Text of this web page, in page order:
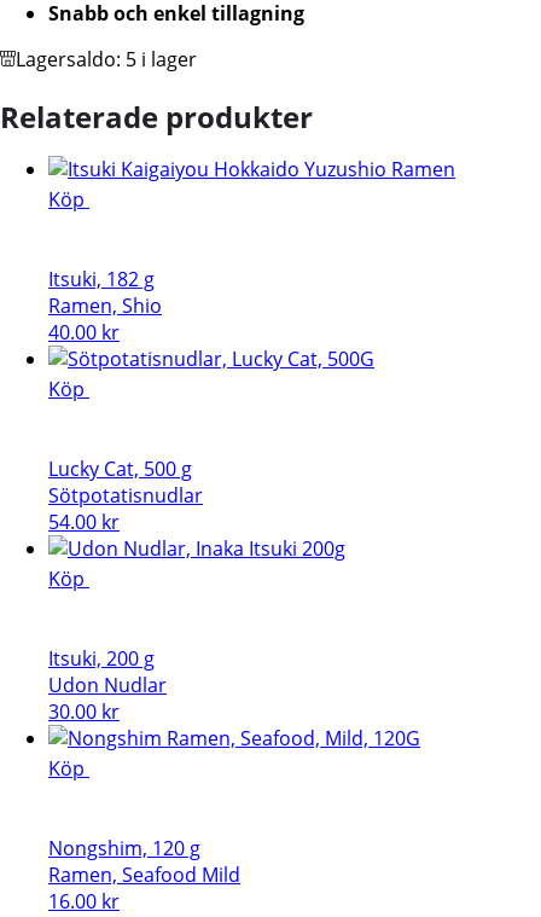
Snabb och enkel tillagning
Lagersaldo: 5 i lager
Relaterade produkter
Köp
Itsuki, 182 g
Ramen, Shio
40.00 kr
Köp
Lucky Cat, 500 g
Sötpotatisnudlar
54.00 kr
Köp
Itsuki, 200 g
Udon Nudlar
30.00 kr
Köp
Nongshim, 120 g
Ramen, Seafood Mild
16.00 kr